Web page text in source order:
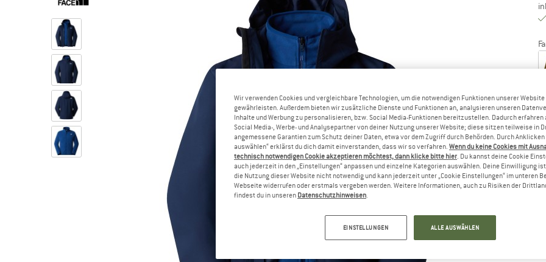
Wir verwenden Cookies und vergleichbare Technologien, um die notwendigen Funktionen unserer Website
gewährleisten. Außerdem bieten wir zusätzliche Dienste und Funktionen an, analysieren unseren
Inhalte und Werbung zu personalisieren, bzw. Social Media-Funktionen bereitzustellen. Dadurch erfahren
Social Media-, Werbe- und Analysepartner von deiner Nutzung unserer Website; diese sitzen teilweise in
angemessene Garantien zum Schutz deiner Daten, etwa vor dem Zugriff durch Behörden. Durch Anklicken
auswählen“ erklärst du dich damit einverstanden, dass wir so verfahren. Wenn du keine Cookies mit
technisch notwendigen Cookie akzeptieren möchtest, dann klicke bitte hier. Du kannst deine Cookie
auch jederzeit in den „Einstellungen“ anpassen und einzelne Kategorien auswählen. Deine Einwilligung
die Nutzung dieser Website nicht notwendig und kann jederzeit unter „Cookie Einstellungen“ im unteren
Webseite widerrufen oder erstmals vergeben werden. Weitere Informationen, auch zu Risiken der
findest du in unseren Datenschutzhinweisen.
EINSTELLUNGEN ALLE AUSWÄHLEN